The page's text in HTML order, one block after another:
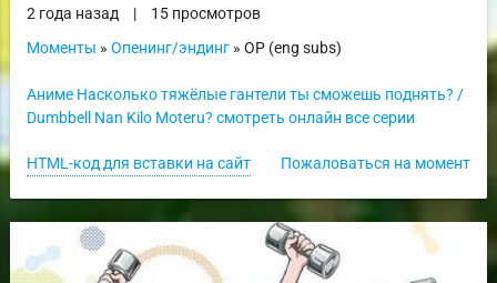
2 года назад
|
15 просмотров
Моменты » Опенинг/эндинг» OP (eng subs)
Аниме Насколько тяжёлые гантели ты сможешь поднять? /
Dumbbell Nan Kilo Moteru? смотреть онлайн все серии
Пожаловаться на момент
HTML-код для вставки на сайт